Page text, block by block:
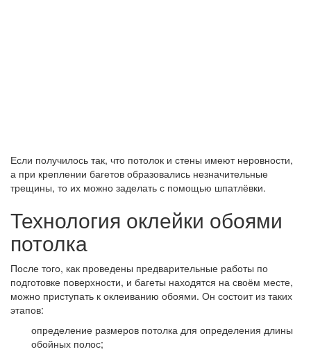
Если получилось так, что потолок и стены имеют неровности,
а при креплении багетов образовались незначительные
трещины, то их можно заделать с помощью шпатлёвки.
Технология оклейки обоями
потолка
После того, как проведены предварительные работы по
подготовке поверхности, и багеты находятся на своём месте,
можно приступать к оклеиванию обоями. Он состоит из таких
этапов:
определение размеров потолка для определения длины
обойных полос;